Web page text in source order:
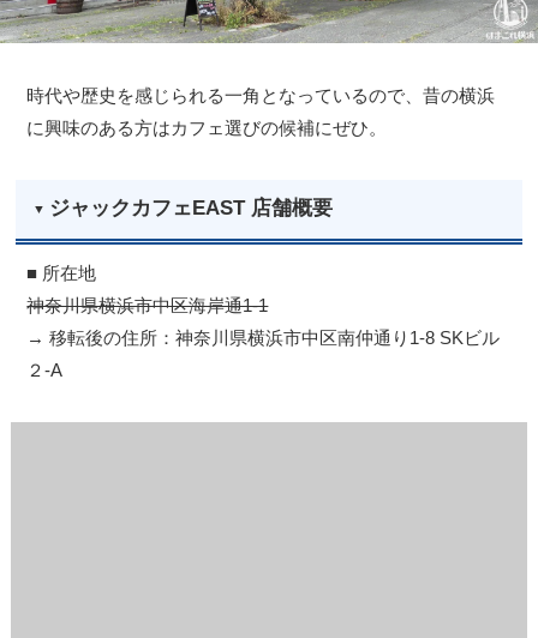
時代や歴史を感じられる一角となっているので、昔の横浜
に興味のある方はカフェ選びの候補にぜひ。
ジャックカフェEAST 店舗概要
■ 所在地
神奈川県横浜市中区海岸通1-1
→ 移転後の住所：神奈川県横浜市中区南仲通り1-8 SKビル
２-A